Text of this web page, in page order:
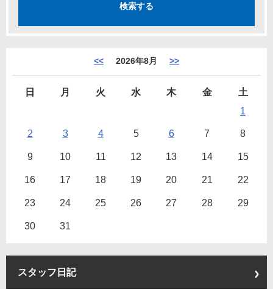
<< 2026年8月 >>
日 月 火 水 木 金
土
1
2 3 4 5 6 7 8
9 10 11 12 13 14 15
16 17 18 19 20 21 22
23 24 25 26 27 28 29
30 31
スタッフ日記